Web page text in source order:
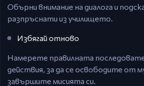
Обърни внимание на диалога и
разпръснати из училището.
Избягай отново
Намерете правилната
действия, за да се освободите от
завършите мисията си.